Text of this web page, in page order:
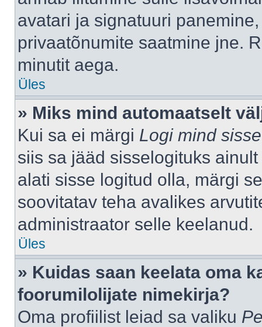
avatari ja signatuuri
privaatõnumite saatmine jne.
minutit aega.
Üles
» Miks mind automaatselt
Kui sa ei märgi Logi mind
siis sa jääd sisselogituks
alati sisse logitud olla, märgi
soovitatav teha avalikes
administraator selle keelanud.
Üles
» Kuidas saan keelata oma
foorumilolijate nimekirja?
Oma profiilist leiad sa valiku